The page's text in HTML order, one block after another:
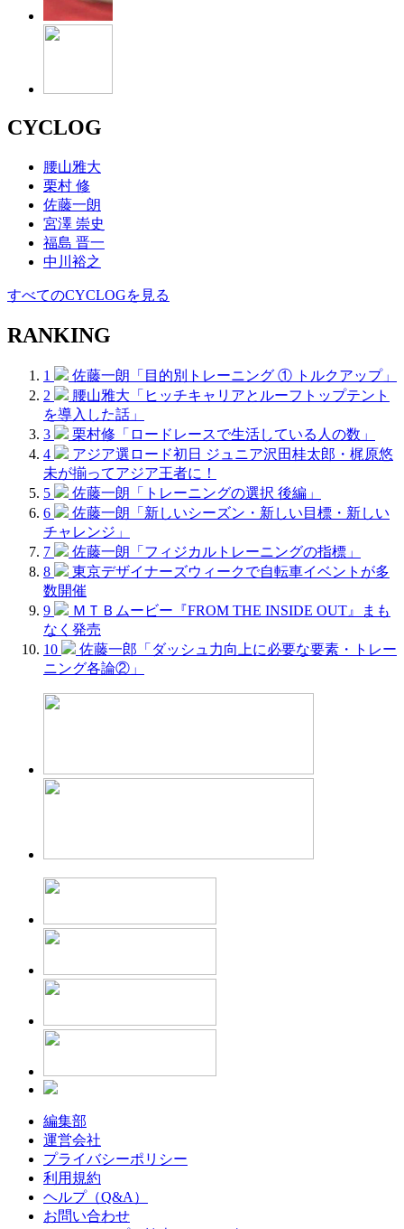
CYCLOG
腰山雅大
栗村 修
佐藤一朗
宮澤 崇史
福島 晋一
中川裕之
すべてのCYCLOGを見る
RANKING
1
佐藤一朗「目的別トレーニング ① トルクアップ」
2
腰山雅大「ヒッチキャリアとルーフトップテント
を導入した話」
3
栗村修「ロードレースで生活している人の数」
4
アジア選ロード初日 ジュニア沢田桂太郎・梶原悠
未が揃ってアジア王者に！
5
佐藤一朗「トレーニングの選択 後編」
6
佐藤一朗「新しいシーズン・新しい目標・新しい
チャレンジ」
7
佐藤一朗「フィジカルトレーニングの指標」
8
東京デザイナーズウィークで自転車イベントが多
数開催
9
ＭＴＢムービー『FROM THE INSIDE OUT』まも
なく発売
10
佐藤一郎「ダッシュ力向上に必要な要素・トレー
ニング各論②」
編集部
運営会社
プライバシーポリシー
利用規約
ヘルプ（Q&A）
お問い合わせ